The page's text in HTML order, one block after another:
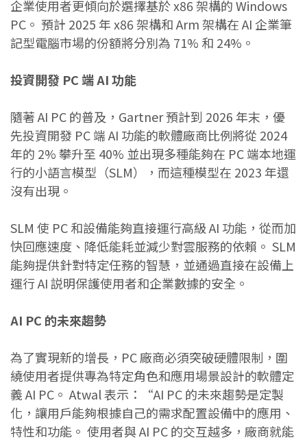
企業使用者更傾向於選擇基於 x86 架構的 Windows
PC。 預計 2025 年 x86 架構和 Arm 架構在 AI 企業筆
記型電腦市場的份額將分別為 71% 和 24%。
投資開發 PC 端 AI 功能
隨著 AI PC 的普及，Gartner 預計到 2026 年末，優
先投資開發 PC 端 AI 功能的軟體廠商比例將從 2024
年的 2% 攀升至 40% 並出現多種能夠在 PC 端本地運
行的小語言模型（SLM），而這種模型在 2023 年還
沒有出現。
SLM 使 PC 和設備能夠直接運行高級 AI 功能，從而加
快回應速度、降低能耗並減少對雲服務的依賴。 SLM
能夠提供針對特定任務的智慧，並通過直接在設備上
運行 AI 説明保護使用者和企業數據的安全。
AI PC 的未來趨勢
為了實現新的增長，PC 廠商必須突破硬體限制，圍
繞使用者提供專為特定角色和應用場景設計的軟體定
義 AI PC。 Atwal 表示：“AI PC 的未來趨勢是定製
化，讓用戶能夠根據自己的需求配置設備中的應用、
特性和功能。 使用者與 AI PC 的交互越多，廠商就能